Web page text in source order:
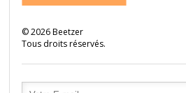
©2026Beetzer
Tous droits réservés.